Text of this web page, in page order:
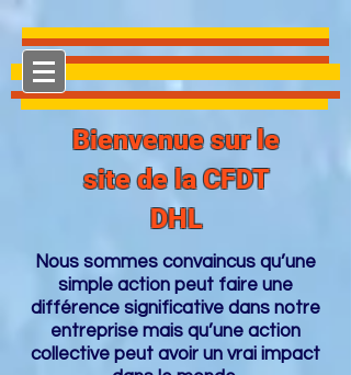
Bienvenue sur le
site de la CFDT
DHL
Nous sommes convaincus qu’une
simple action peut faire une
différence significative dans notre
entreprise mais qu’une action
collective peut avoir un vrai impact